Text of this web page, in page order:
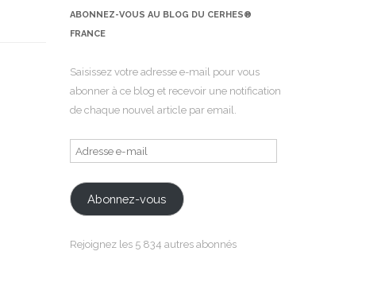
ABONNEZ-VOUS AU BLOG DU CERHES®
FRANCE
Saisissez votre adresse e-mail pour vous
abonner à ce blog et recevoir une notification
de chaque nouvel article par email.
Adresse
e-
mail
Abonnez-vous
Rejoignez les 5 834 autres abonnés